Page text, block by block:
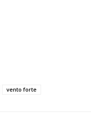
vento forte